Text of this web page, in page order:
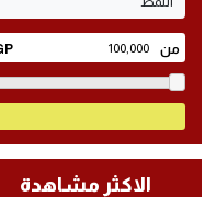
الاكثر مشاهدة